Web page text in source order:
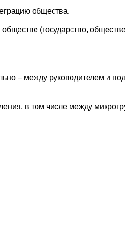
общества.
(государство,
– между руководителем и
в том числе между